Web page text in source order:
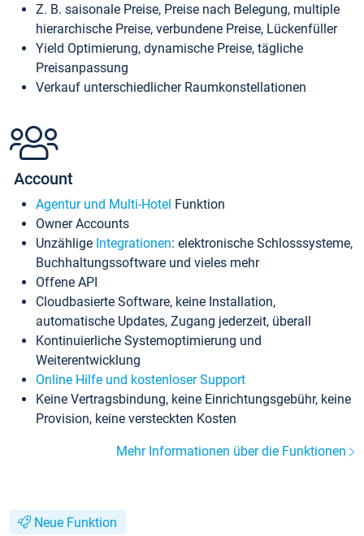
Z. B. saisonale Preise, Preise nach Belegung, multiple
hierarchische Preise, verbundene Preise, Lückenfüller
Yield Optimierung, dynamische Preise, tägliche
Preisanpassung
Verkauf unterschiedlicher Raumkonstellationen
Account
Agentur und Multi-Hotel Funktion
Owner Accounts
Unzählige Integrationen: elektronische Schlosssysteme,
Buchhaltungssoftware und vieles mehr
Offene API
Cloudbasierte Software, keine Installation,
automatische Updates, Zugang jederzeit, überall
Kontinuierliche Systemoptimierung und
Weiterentwicklung
Online Hilfe und kostenloser Support
Keine Vertragsbindung, keine Einrichtungsgebühr, keine
Provision, keine versteckten Kosten
Mehr Informationen über die Funktionen
Neue Funktion